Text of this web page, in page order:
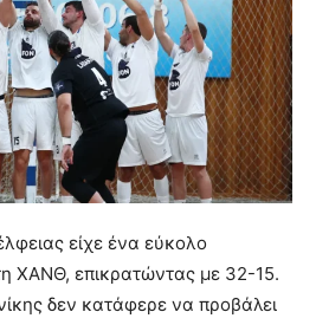
είχε ένα εύκολο
ΧΑΝΘ, επικρατώντας με 32-15.
δεν κατάφερε να προβάλει